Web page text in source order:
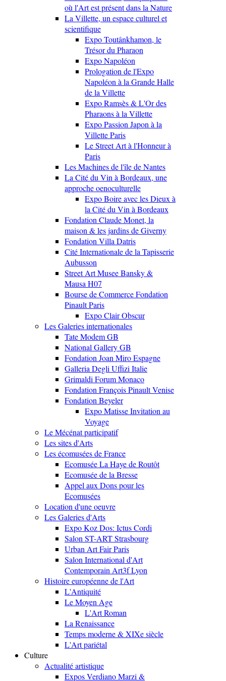
où l'Art est présent dans la Nature
La Villette, un espace culturel et
scientifique
Expo Toutânkhamon, le
Trésor du Pharaon
Expo Napoléon
Prologation de l'Expo
Napoléon à la Grande Halle
de la Villette
Expo Ramsès & L'Or des
Pharaons à la Villette
Expo Passion Japon à la
Villette Paris
Le Street Art à l'Honneur à
Paris
Les Machines de l'île de Nantes
La Cité du Vin à Bordeaux, une
approche oenoculturelle
Expo Boire avec les Dieux à
la Cité du Vin à Bordeaux
Fondation Claude Monet, la
maison & les jardins de Giverny
Fondation Villa Datris
Cité Internationale de la Tapisserie
Aubusson
Street Art Musee Bansky &
Mausa H07
Bourse de Commerce Fondation
Pinault Paris
Expo Clair Obscur
Les Galeries internationales
Tate Modem GB
National Gallery GB
Fondation Joan Miro Espagne
Galleria Degli Uffizi Italie
Grimaldi Forum Monaco
Fondation François Pinault Venise
Fondation Beyeler
Expo Matisse Invitation au
Voyage
Le Mécénat participatif
Les sites d'Arts
Les écomusées de France
Ecomusée La Haye de Routôt
Ecomusée de la Bresse
Appel aux Dons pour les
Ecomusées
Location d'une oeuvre
Les Galeries d'Arts
Expo Koz Dos: Ictus Cordi
Salon ST-ART Strasbourg
Urban Art Fair Paris
Salon International d'Art
Contemporain Art3f Lyon
Histoire européenne de l'Art
L'Antiquité
Le Moyen Age
L'Art Roman
La Renaissance
Temps moderne & XIXe siècle
L'Art pariétal
Culture
Actualité artistique
Expos Verdiano Marzi &